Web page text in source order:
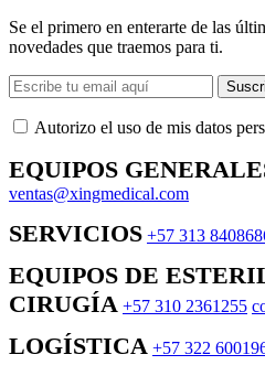
Se el primero en enterarte de las
novedades que traemos para ti.
Autorizo ​​el uso de mis datos
EQUIPOS
ventas@xingmedical.com
SERVICIOS +57 313
EQUIPOS DE
CIRUGÍA +57 310 2361255
LOGÍSTICA +57 322